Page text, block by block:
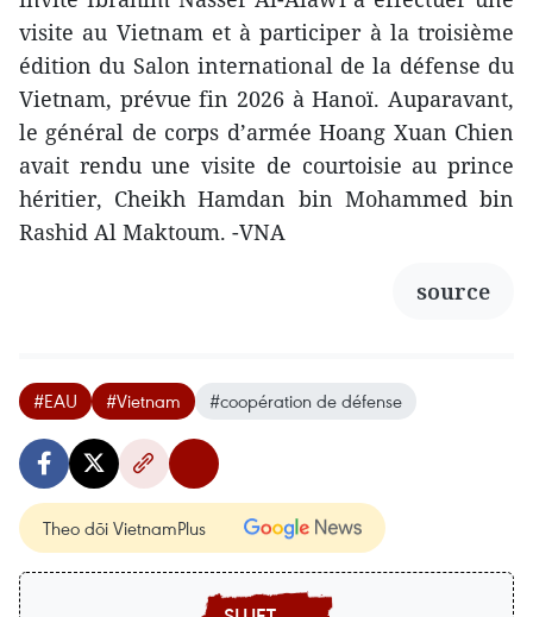
visite au Vietnam et à participer à la troisième
édition du Salon international de la défense du
Vietnam, prévue fin 2026 à Hanoï. Auparavant,
le général de corps d’armée Hoang Xuan Chien
avait rendu une visite de courtoisie au prince
héritier, Cheikh Hamdan bin Mohammed bin
Rashid Al Maktoum. -VNA
source
#EAU #Vietnam #coopération de défense
Theo dõi VietnamPlus